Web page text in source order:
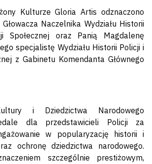
Kulturze Gloria Artis odznaczono
Naczelnika Wydziału Historii
Społecznej oraz Panią Magdalenę
specjalistę Wydziału Historii Policji i
z Gabinetu Komendanta Głównego
i Dziedzictwa Narodowego
dla przedstawicieli Policji za
w popularyzację historii i
ochronę dziedzictwa narodowego.
szczególnie prestiżowym,